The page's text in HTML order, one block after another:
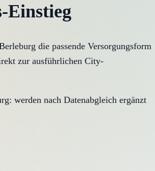
Einstieg
die passende Versorgungsform
zur ausführlichen City-
: werden nach Datenabgleich ergänzt